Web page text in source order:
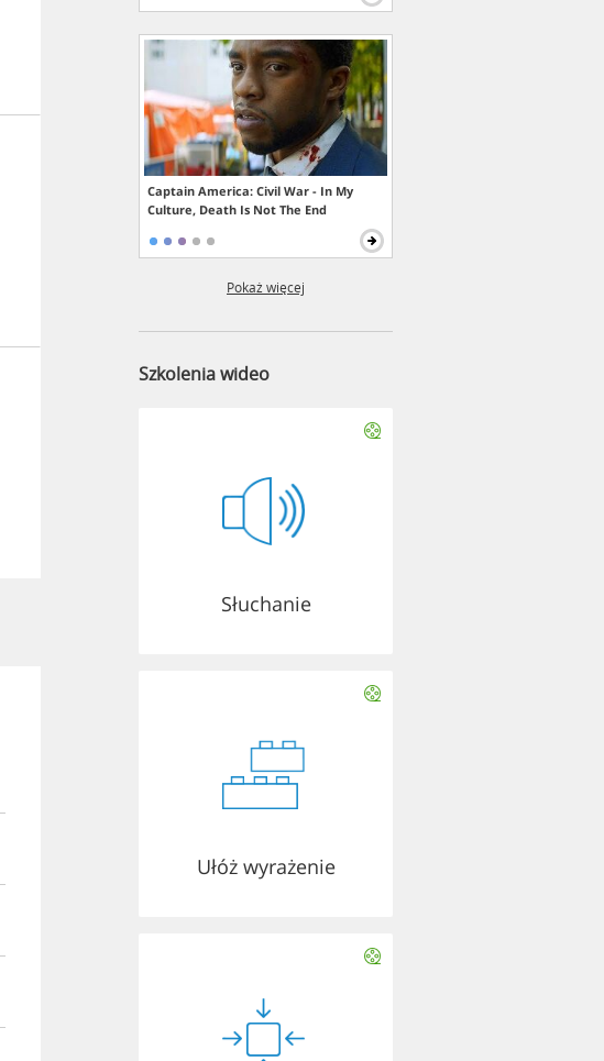
Captain America: Civil War - In My
Culture, Death Is Not The End
Pokaż więcej
Szkolenia wideo
Słuchanie
Ułóż wyrażenie